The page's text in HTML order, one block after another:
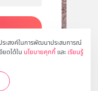
ะสงค์ในการพัฒนาประสบการณ์
ยดได้ใน นโยบายคุกกี้ และ เรียนรู้
ด้ที่